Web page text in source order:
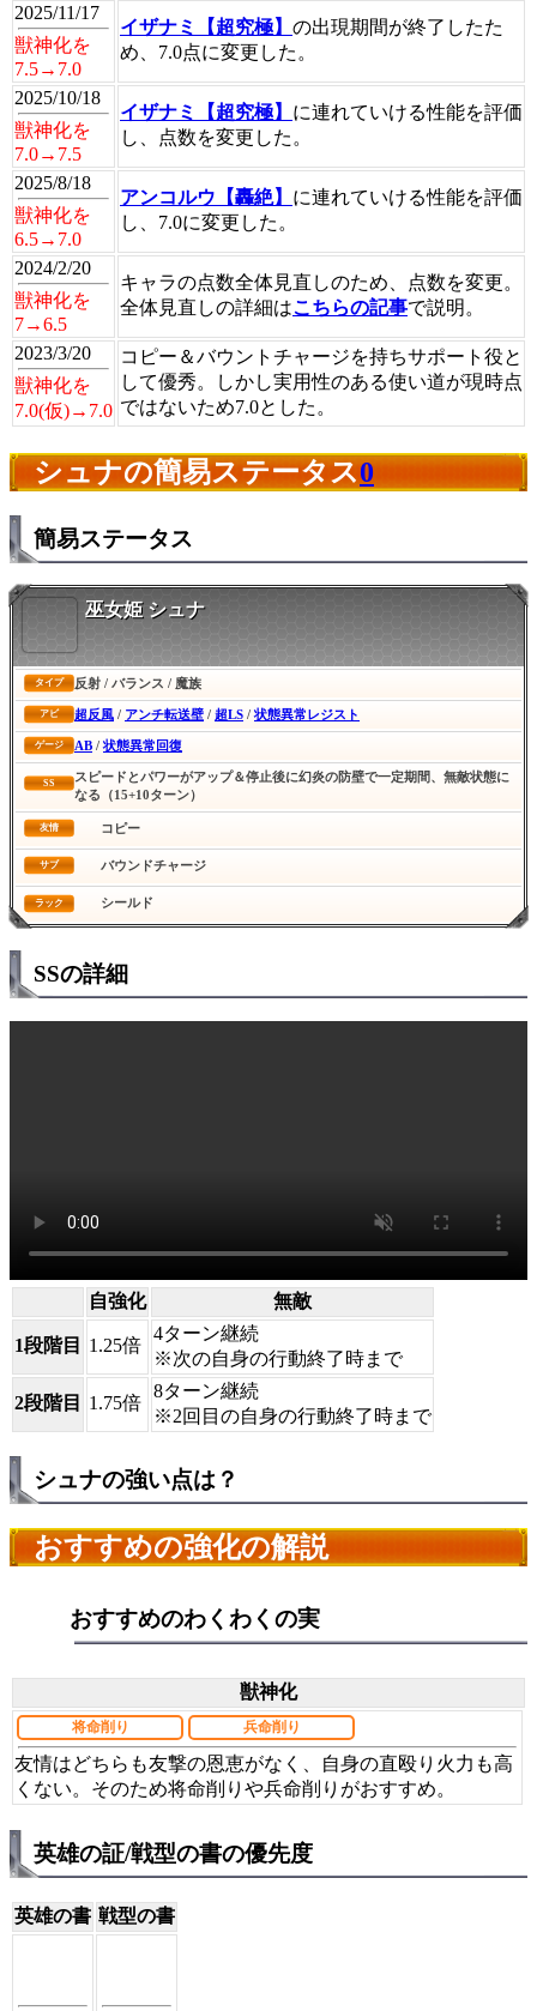
2025/11/17
獣神化を
7.5→7.0
イザナミ【超究極】 の出現期間が終了したた
め、7.0点に変更した。
2025/10/18
獣神化を
7.0→7.5
イザナミ【超究極】 に連れていける性能を評価
し、点数を変更した。
2025/8/18
獣神化を
6.5→7.0
アンコルウ【轟絶】 に連れていける性能を評価
し、7.0に変更した。
2024/2/20
獣神化を
7→6.5
キャラの点数全体見直しのため、点数を変更。
全体見直しの詳細はこちらの記事で説明。
2023/3/20
獣神化を
7.0(仮)→7.0
コピー＆バウントチャージを持ちサポート役と
して優秀。しかし実用性のある使い道が現時点
ではないため7.0とした。
シュナの簡易ステータス0
簡易ステータス
巫女姫 シュナ
タイプ 反射 / バランス / 魔族
アビ 超反風 / アンチ転送壁 / 超LS /状態異常レジスト
ゲージ AB /状態異常回復
SS
スピードとパワーがアップ＆停止後に幻炎の防壁で一定期間、無敵状態に
なる（15+10ターン）
友情 コピー
サブ バウンドチャージ
ラック シールド
SSの詳細
自強化 無敵
1段階目 1.25倍
4ターン継続
※次の自身の行動終了時まで
2段階目 1.75倍
8ターン継続
※2回目の自身の行動終了時まで
シュナの強い点は？
おすすめの強化の解説
おすすめのわくわくの実
獣神化
将命削り 兵命削り
友情はどちらも友撃の恩恵がなく、自身の直殴り火力も高
くない。そのため将命削りや兵命削りがおすすめ。
英雄の証/戦型の書の優先度
英雄の書 戦型の書